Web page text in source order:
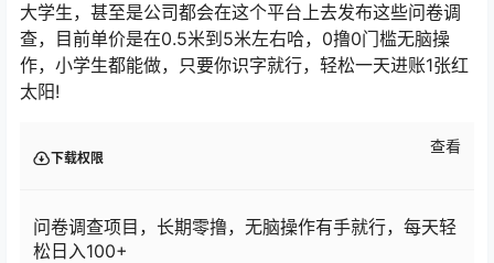
大学生，甚至是公司都会在这个平台上去发布这些问卷调
查，目前单价是在0.5米到5米左右哈，0撸0门槛无脑操
作，小学生都能做，只要你识字就行，轻松一天进账1张红
太阳!
下载权限
查看
问卷调查项目，长期零撸，无脑操作有手就行，每天轻
松日入100+